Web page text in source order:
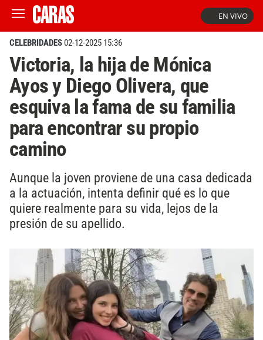
EN VIVO
CELEBRIDADES02-12-2025 15:36
Victoria, la hija de Mónica
Ayos y Diego Olivera, que
esquiva la fama de su familia
para encontrar su propio
camino
Aunque la joven proviene de una casa dedicada
a la actuación, intenta definir qué es lo que
quiere realmente para su vida, lejos de la
presión de su apellido.